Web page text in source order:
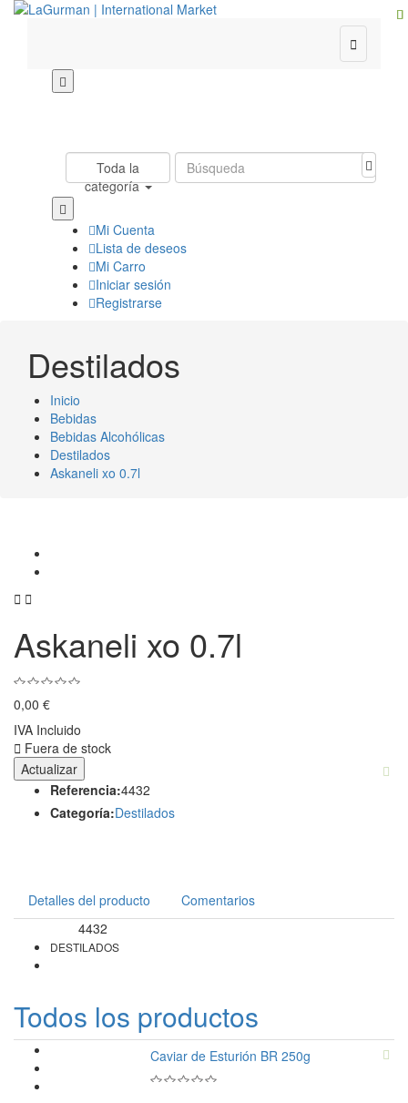

Toda la
categoría
Mi Cuenta
Lista de deseos
Mi Carro
Iniciar sesión
Registrarse
Destilados
Inicio
Bebidas
Bebidas Alcohólicas
Destilados
Askaneli xo 0.7l
 
Askaneli xo 0.7l
0,00 €
IVA Incluido
 Fuera de stock
Referencia:4432
Categoría:Destilados
Detalles del producto Comentarios
4432
DESTILADOS
Todos los productos
Caviar de Esturión BR 250g